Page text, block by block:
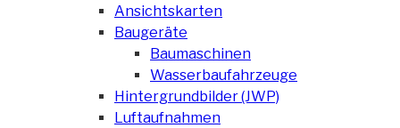
Ansichtskarten
Baugeräte
Baumaschinen
Wasserbaufahrzeuge
Hintergrundbilder (JWP)
Luftaufnahmen